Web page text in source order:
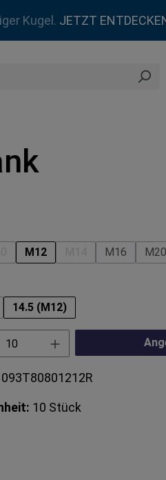
Kugel. JETZT
ist zurzeit nicht verfügbar.)
Option ist zurzeit nicht
M12
(Diese Option ist
M16 M20
auswählen
14.5 (M12)
Anzahl: Gib den
093T80801212R
10 Stück